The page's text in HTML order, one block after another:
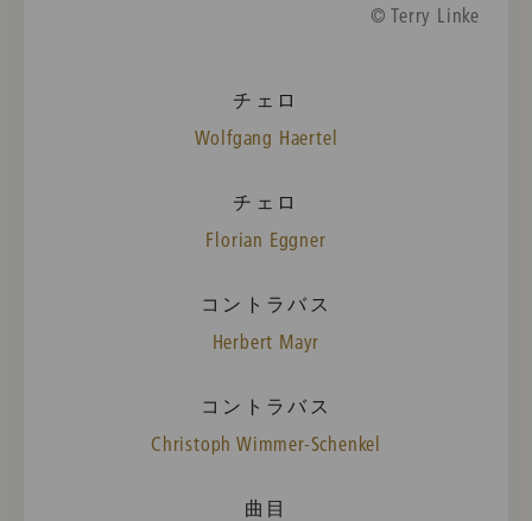
© Terry Linke
チェロ
Wolfgang Haertel
チェロ
Florian Eggner
コントラバス
Herbert Mayr
コントラバス
Christoph Wimmer-Schenkel
曲目